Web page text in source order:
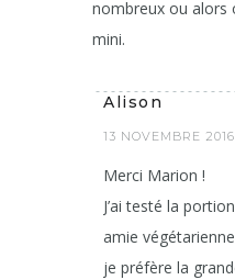
nombreux ou alors
mini.
Alison
13 NOVEMBRE 2016
Merci Marion !
J’ai testé la
amie
je préfère la